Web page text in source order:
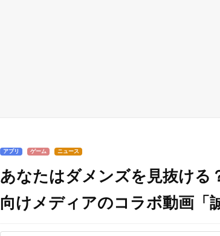
アプリ ゲーム ニュース
あなたはダメンズを見抜ける
向けメディアのコラボ動画「